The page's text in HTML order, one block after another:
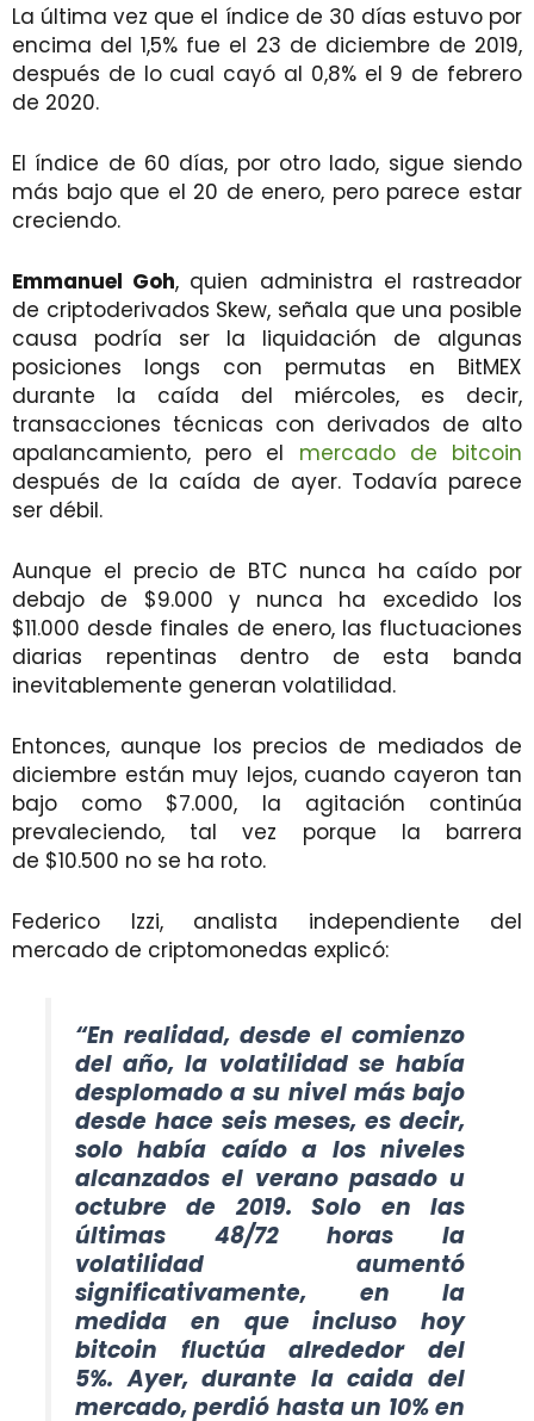
La última vez que el índice de 30 días estuvo por
encima del 1,5% fue el 23 de diciembre de 2019,
después de lo cual cayó al 0,8% el 9 de febrero
de 2020.
El índice de 60 días, por otro lado, sigue siendo
más bajo que el 20 de enero, pero parece estar
creciendo.
Emmanuel Goh, quien administra el rastreador
de criptoderivados Skew, señala que una posible
causa podría ser la liquidación de algunas
posiciones longs con permutas en BitMEX
durante la caída del miércoles, es decir,
transacciones técnicas con derivados de alto
apalancamiento, pero el mercado de bitcoin
después de la caída de ayer. Todavía parece
ser débil.
Aunque el precio de BTC nunca ha caído por
debajo de $9.000 y nunca ha excedido los
$11.000 desde finales de enero, las fluctuaciones
diarias repentinas dentro de esta banda
inevitablemente generan volatilidad.
Entonces, aunque los precios de mediados de
diciembre están muy lejos, cuando cayeron tan
bajo como $7.000, la agitación continúa
prevaleciendo, tal vez porque la barrera
de $10.500 no se ha roto.
Federico Izzi, analista independiente del
mercado de criptomonedas explicó:
“En realidad, desde el comienzo
del año, la volatilidad se había
desplomado a su nivel más bajo
desde hace seis meses, es decir,
solo había caído a los niveles
alcanzados el verano pasado u
octubre de 2019. Solo en las
últimas 48/72 horas la
volatilidad aumentó
significativamente, en la
medida en que incluso hoy
bitcoin fluctúa alrededor del
5%. Ayer,durante la caida del
mercado, perdió hasta un 10% en